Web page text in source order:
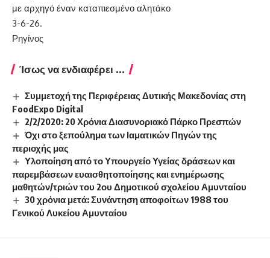
με αρχηγό έναν καταπιεσμένο αλητάκο
3-6-26.
Ρηγίνος
Ίσως να ενδιαφέρει ...
Συμμετοχή της Περιφέρειας Δυτικής Μακεδονίας στη
FoodExpo Digital
2/2/2020: 20 Χρόνια Διασυνοριακό Πάρκο Πρεσπών
Όχι στο ξεπούλημα των Ιαματικών Πηγών της
περιοχής μας
Υλοποίηση από το Υπουργείο Υγείας δράσεων και
παρεμβάσεων ευαισθητοποίησης και ενημέρωσης
μαθητών/τριών του 2ου Δημοτικού σχολείου Αμυνταίου
30 χρόνια μετά: Συνάντηση αποφοίτων 1988 του
Γενικού Λυκείου Αμυνταίου